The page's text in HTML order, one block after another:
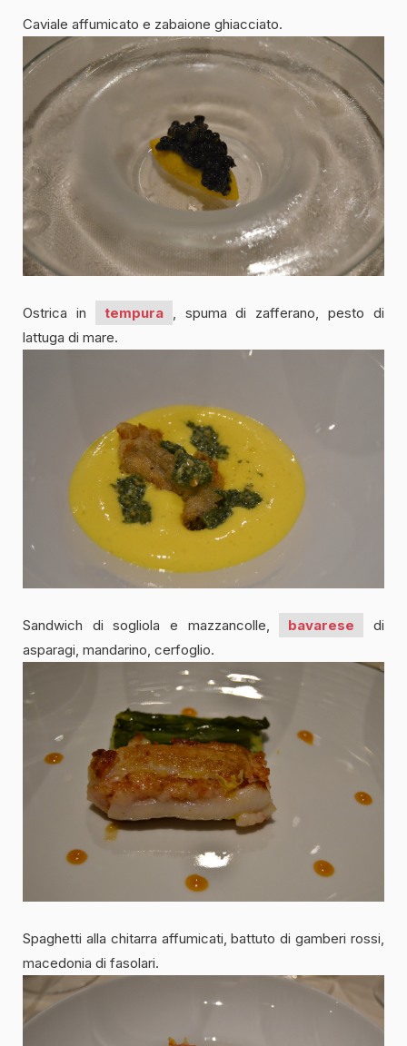
Caviale affumicato e zabaione ghiacciato.
Ostrica in tempura
, spuma di zafferano, pesto di
lattuga di mare.
Sandwich di sogliola e mazzancolle, bavarese
di
asparagi, mandarino, cerfoglio.
Spaghetti alla chitarra affumicati, battuto di gamberi rossi,
macedonia di fasolari.